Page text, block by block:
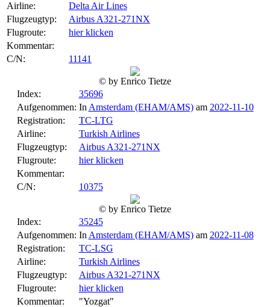
Airline:
Delta Air Lines
Flugzeugtyp:
Airbus A321-271NX
Flugroute:
hier klicken
Kommentar:
C/N:
11141
© by Enrico Tietze
Index:
35696
Aufgenommen: In Amsterdam (EHAM/AMS)am 2022-11-10
Registration:
TC-LTG
Airline:
Turkish Airlines
Flugzeugtyp:
Airbus A321-271NX
Flugroute:
hier klicken
Kommentar:
C/N:
10375
© by Enrico Tietze
Index:
35245
Aufgenommen: In Amsterdam (EHAM/AMS)am 2022-11-08
Registration:
TC-LSG
Airline:
Turkish Airlines
Flugzeugtyp:
Airbus A321-271NX
Flugroute:
hier klicken
Kommentar:
"Yozgat"